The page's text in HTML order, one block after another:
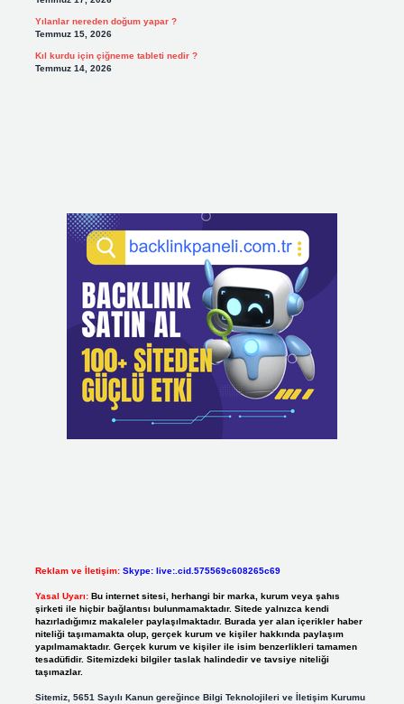
Yılanlar nereden doğum yapar ?
Temmuz 15, 2026
Kıl kurdu için çiğneme tableti nedir ?
Temmuz 14, 2026
Reklam ve İletişim: Skype: live:.cid.575569c608265c69
Yasal Uyarı: Bu internet sitesi, herhangi bir marka, kurum veya şahıs
şirketi ile hiçbir bağlantısı bulunmamaktadır. Sitede yalnızca kendi
hazırladığımız makaleler paylaşılmaktadır. Burada yer alan içerikler haber
niteliği taşımamakta olup, gerçek kurum ve kişiler hakkında paylaşım
yapılmamaktadır. Gerçek kurum ve kişiler ile isim benzerlikleri tamamen
tesadüfidir. Sitemizdeki bilgiler taslak halindedir ve tavsiye niteliği
taşımazlar.
Sitemiz, 5651 Sayılı Kanun gereğince Bilgi Teknolojileri ve İletişim Kurumu